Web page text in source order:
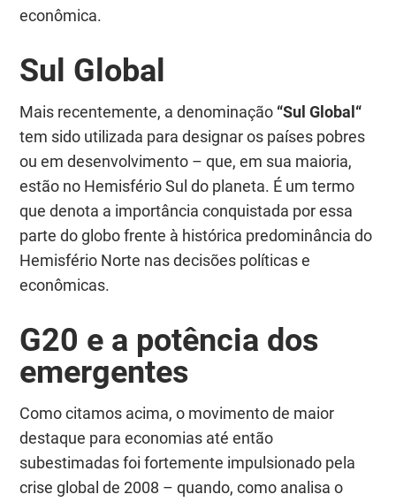
econômica.
Sul Global
Mais recentemente, a denominação “Sul Global “
tem sido utilizada para designar os países pobres
ou em desenvolvimento – que, em sua maioria,
estão no Hemisfério Sul do planeta. É um termo
que denota a importância conquistada por essa
parte do globo frente à histórica predominância do
Hemisfério Norte nas decisões políticas e
econômicas.
G20 e a potência dos
emergentes
Como citamos acima, o movimento de maior
destaque para economias até então
subestimadas foi fortemente impulsionado pela
crise global de 2008 – quando, como analisa o